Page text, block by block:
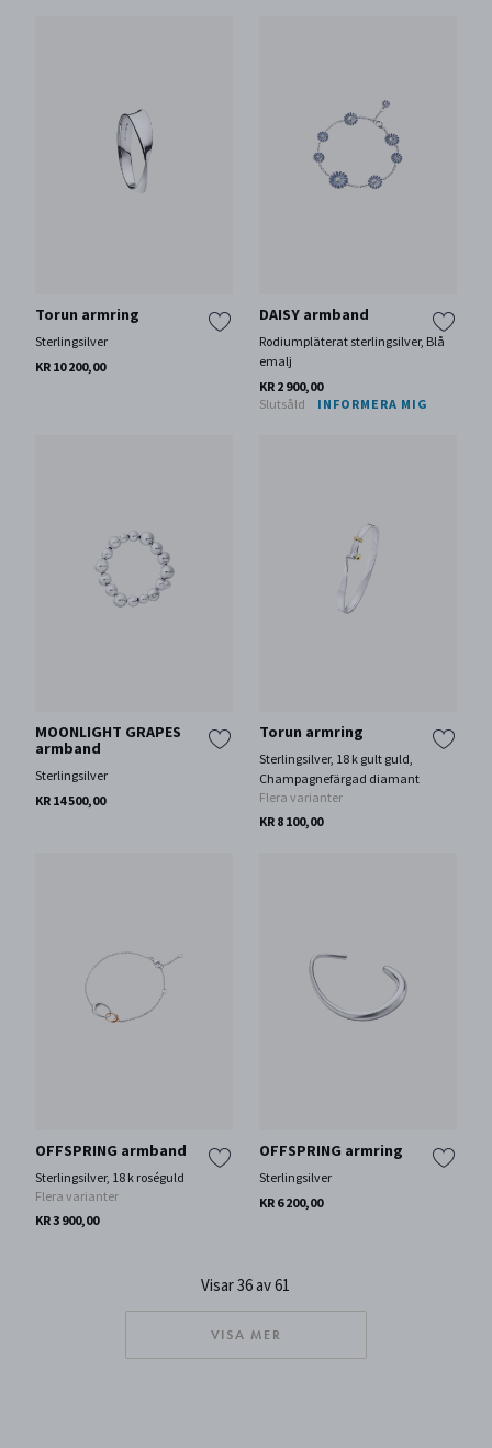
Torun armring
Sterlingsilver
KR 10 200,00
DAISY armband
Rodiumpläterat sterlingsilver, Blå
emalj
KR 2 900,00
Slutsåld
INFORMERA MIG
MOONLIGHT GRAPES
armband
Sterlingsilver
KR 14 500,00
Torun armring
Sterlingsilver, 18 k gult guld,
Champagnefärgad diamant
Flera varianter
KR 8 100,00
OFFSPRING armband
Sterlingsilver, 18 k roséguld
Flera varianter
KR 3 900,00
OFFSPRING armring
Sterlingsilver
KR 6 200,00
Visar 36 av 61
VISA MER